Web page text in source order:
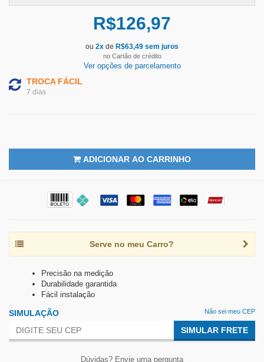
R$126,97
ou 2x de R$63,49 sem juros
no Cartão de crédito
Ver opções de parcelamento
TROCA FÁCIL
7 dias
ADICIONAR AO CARRINHO
Serve no meu Carro?
Precisão na medição
Durabilidade garantida
Fácil instalação
SIMULAÇÃO Não sei meu CEP
SIMULAR FRETE
Dúvidas? Envie uma pergunta